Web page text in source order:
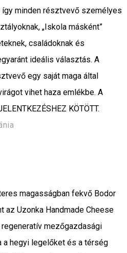
minden résztvevő személyes
„Iskola másként”
családoknak és
ideális választás. A
egy saját maga által
vihet haza emlékbe. A
KÖTÖTT.
magasságban fekvő Bodor
az Uzonka Handmade Cheese
mezőgazdasági
hegyi legelőket és a térség